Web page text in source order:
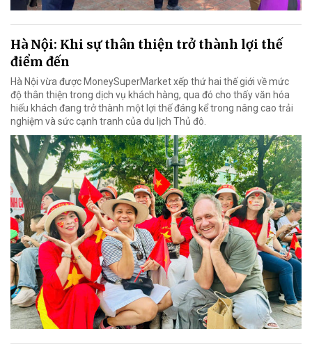
Hà Nội: Khi sự thân thiện trở thành lợi thế
điểm đến
Hà Nội vừa được MoneySuperMarket xếp thứ hai thế giới về mức
độ thân thiện trong dịch vụ khách hàng, qua đó cho thấy văn hóa
hiếu khách đang trở thành một lợi thế đáng kể trong nâng cao trải
nghiệm và sức cạnh tranh của du lịch Thủ đô.